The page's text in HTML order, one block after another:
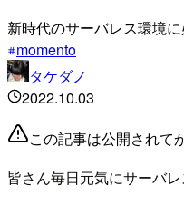
新時代のサーバレス環境
momento
タケダノ
2022.10.03
この記事は公開されて
皆さん毎日元気にサーバ